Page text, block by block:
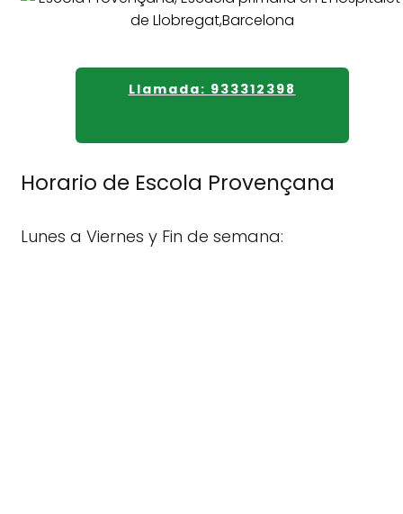
Llamada: 933312398
Horario de Escola Provençana
Lunes a Viernes y Fin de semana: